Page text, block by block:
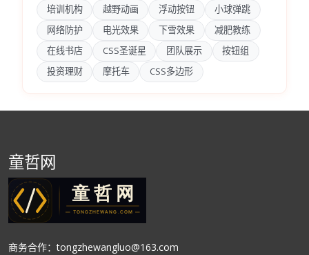
培训机构 越野动画 浮动按钮
小球弹跳
网络防护
电光效果 下雪效果
减肥教练
在线书店
CSS圣诞星 团队展示
按钮组
投资理财
摩托车 CSS多边形
童哲网
商务合作：tongzhewangluo@163.com